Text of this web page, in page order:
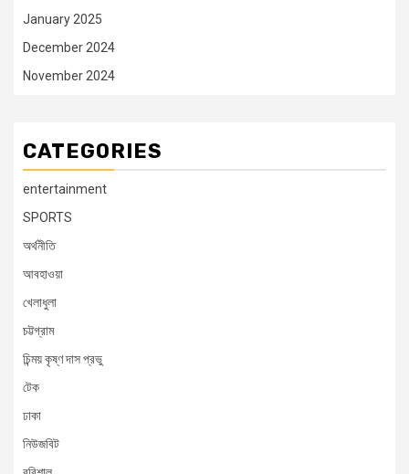
January 2025
December 2024
November 2024
CATEGORIES
entertainment
SPORTS
অর্থনীতি
আবহাওয়া
খেলাধুলা
চট্টগ্রাম
চিন্ময় কৃষ্ণ দাস প্রভু
টেক
ঢাকা
নিউজবিট